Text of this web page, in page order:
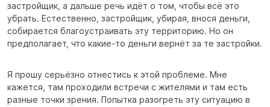
застройщик, а дальше речь идёт о том, чтобы всё это
убрать. Естественно, застройщик, убирая, внося деньги,
собирается благоустраивать эту территорию. Но он
предполагает, что какие-то деньги вернёт за те застройки.
Я прошу серьёзно отнестись к этой проблеме. Мне
кажется, там проходили встречи с жителями и там есть
разные точки зрения. Попытка разогреть эту ситуацию в